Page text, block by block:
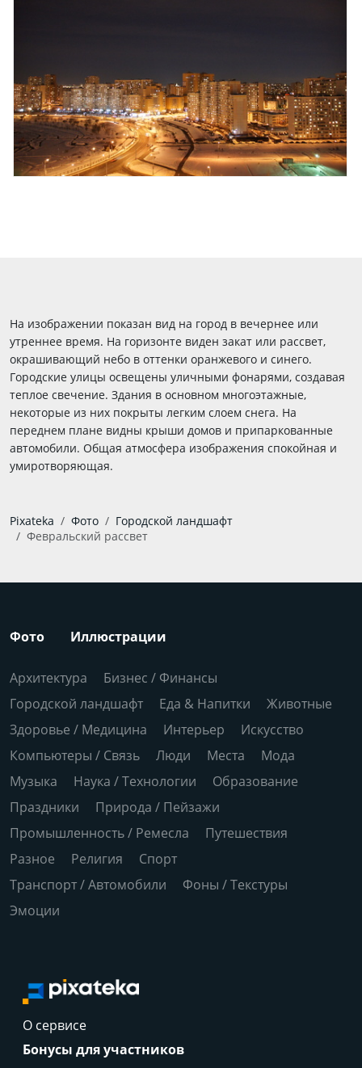
На изображении показан вид на город в вечернее или
утреннее время. На горизонте виден закат или рассвет,
окрашивающий небо в оттенки оранжевого и синего.
Городские улицы освещены уличными фонарями, создавая
теплое свечение. Здания в основном многоэтажные,
некоторые из них покрыты легким слоем снега. На
переднем плане видны крыши домов и припаркованные
автомобили. Общая атмосфера изображения спокойная и
умиротворяющая.
Pixateka Фото
Городской ландшафт
Февральский рассвет
Фото Иллюстрации
Архитектура
Бизнес / Финансы
Городской ландшафт
Еда & Напитки
Животные
Здоровье / Медицина
Интерьер
Искусство
Компьютеры / Связь
Люди Места
Мода
Музыка
Наука / Технологии
Образование
Праздники
Природа / Пейзажи
Промышленность / Ремесла
Путешествия
Разное
Религия
Спорт
Транспорт / Автомобили
Фоны / Текстуры
Эмоции
О сервисе
Бонусы для участников